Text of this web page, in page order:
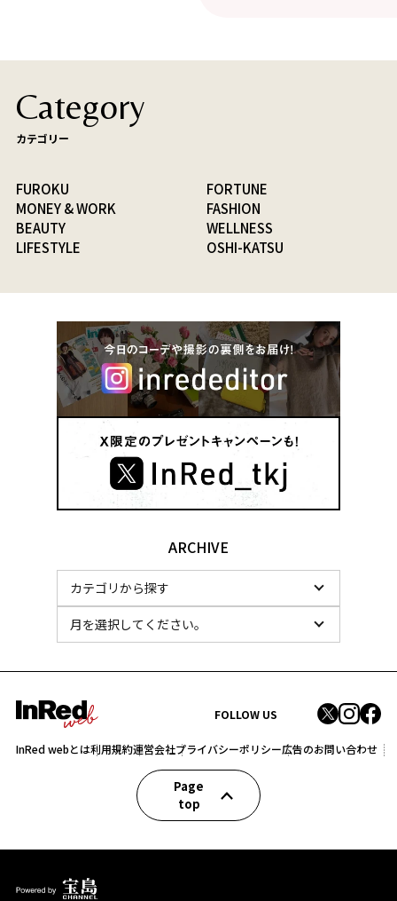
Category
カテゴリー
FUROKU
FORTUNE
MONEY & WORK
FASHION
BEAUTY
WELLNESS
LIFESTYLE
OSHI-KATSU
ARCHIVE
FOLLOW US
InRed webとは利用規約運営会社プライバシーポリシー広告のお問い合わせ
Page
top